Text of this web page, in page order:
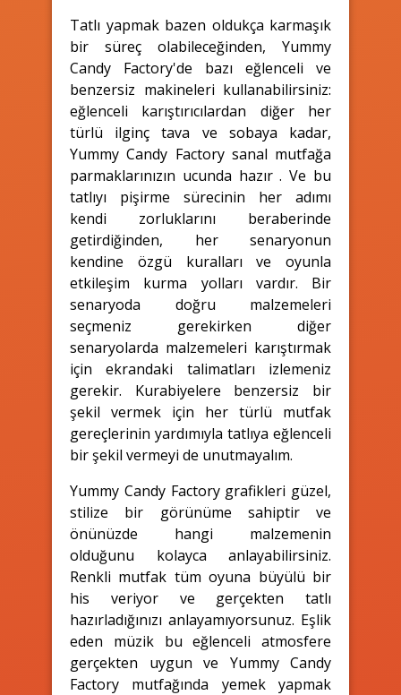
Tatlı yapmak bazen oldukça karmaşık
bir süreç olabileceğinden, Yummy
Candy Factory'de bazı eğlenceli ve
benzersiz makineleri kullanabilirsiniz:
eğlenceli karıştırıcılardan diğer her
türlü ilginç tava ve sobaya kadar,
Yummy Candy Factory sanal mutfağa
parmaklarınızın ucunda hazır . Ve bu
tatlıyı pişirme sürecinin her adımı
kendi zorluklarını beraberinde
getirdiğinden, her senaryonun
kendine özgü kuralları ve oyunla
etkileşim kurma yolları vardır. Bir
senaryoda doğru malzemeleri
seçmeniz gerekirken diğer
senaryolarda malzemeleri karıştırmak
için ekrandaki talimatları izlemeniz
gerekir. Kurabiyelere benzersiz bir
şekil vermek için her türlü mutfak
gereçlerinin yardımıyla tatlıya eğlenceli
bir şekil vermeyi de unutmayalım.
Yummy Candy Factory grafikleri güzel,
stilize bir görünüme sahiptir ve
önünüzde hangi malzemenin
olduğunu kolayca anlayabilirsiniz.
Renkli mutfak tüm oyuna büyülü bir
his veriyor ve gerçekten tatlı
hazırladığınızı anlayamıyorsunuz. Eşlik
eden müzik bu eğlenceli atmosfere
gerçekten uygun ve Yummy Candy
Factory mutfağında yemek yapmak